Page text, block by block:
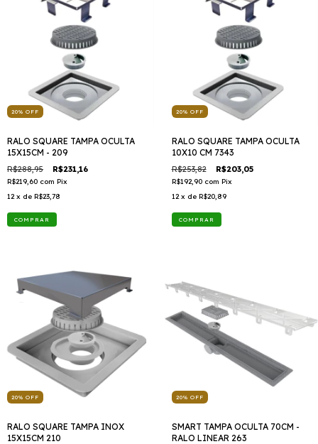
20% OFF
RALO SQUARE TAMPA OCULTA
15X15CM - 209
R$288,95 R$231,16
R$219,60 com Pix
12 x de R$23,78
20% OFF
RALO SQUARE TAMPA OCULTA
10X10 CM 7343
R$253,82 R$203,05
R$192,90 com Pix
12 x de R$20,89
20% OFF
RALO SQUARE TAMPA INOX
15X15CM 210
20% OFF
SMART TAMPA OCULTA 70CM -
RALO LINEAR 263